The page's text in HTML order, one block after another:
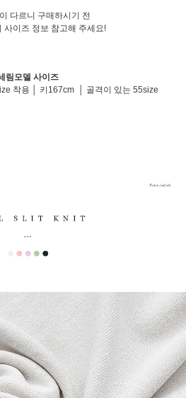
다르니 구매하시기 전
사이즈 정보 참고해 주세요!
림모델 사이즈
착용 │ 키167cm │ 골격이 있는 55size